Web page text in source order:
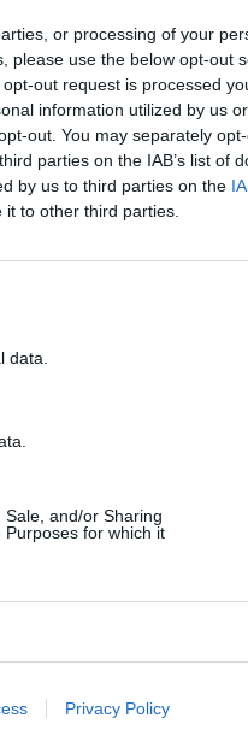
or processing of your
please use the below opt-out
out request is processed
information utilized by us
out. You may separately
parties on the IAB’s list of
by us to third parties on the
to other third parties.
data.
and/or Sharing
for which it
Privacy Policy
ses rêves